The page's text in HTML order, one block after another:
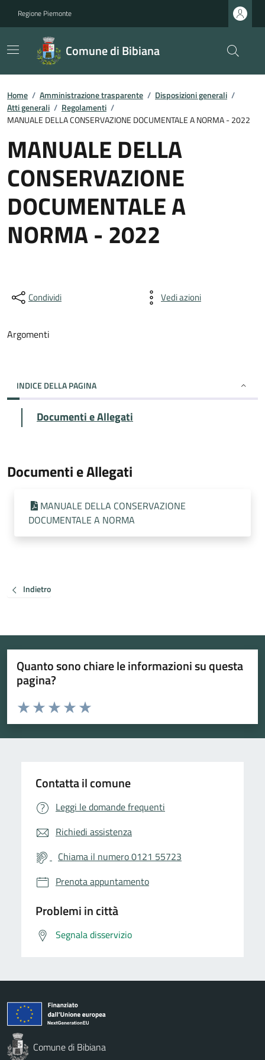
Regione Piemonte
Comune di Bibiana
Home / Amministrazione trasparente / Disposizioni generali /
Atti generali / Regolamenti /
MANUALE DELLA CONSERVAZIONE DOCUMENTALE A NORMA - 2022
MANUALE DELLA
CONSERVAZIONE
DOCUMENTALE A
NORMA - 2022
Condividi Vedi azioni
Argomenti
INDICE DELLA PAGINA
Documenti e Allegati
Documenti e Allegati
MANUALE DELLA CONSERVAZIONE
DOCUMENTALE A NORMA
Indietro
Quanto sono chiare le informazioni su questa
pagina?
Valuta da 1 a 5 stelle la pagina
Valuta 5 stelle su 5
Valuta 4 stelle su 5
Valuta 3 stelle su 5
Valuta 2 stelle su 5
Valuta 1 stelle su 5
Contatta il comune
Leggi le domande frequenti
Richiedi assistenza
Chiama il numero 0121 55723
Prenota appuntamento
Problemi in città
Segnala disservizio
Comune di Bibiana